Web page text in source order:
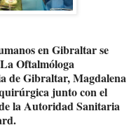
en Gibraltar se
Oftalmóloga
de Gibraltar, Magdalena
junto con el
la Autoridad Sanitaria